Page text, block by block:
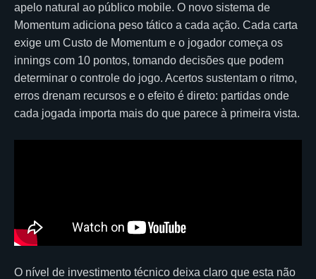
apelo natural ao público mobile. O novo sistema de
Momentum adiciona peso tático a cada ação. Cada carta
exige um Custo de Momentum e o jogador começa os
innings com 10 pontos, tomando decisões que podem
determinar o controle do jogo. Acertos sustentam o ritmo,
erros drenam recursos e o efeito é direto: partidas onde
cada jogada importa mais do que parece à primeira vista.
O nível de investimento técnico deixa claro que esta não